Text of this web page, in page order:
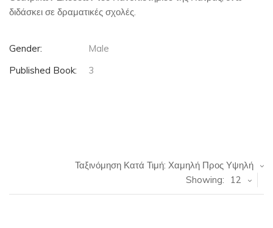
διδάσκει σε δραματικές σχολές.
Gender:
Male
Published Book:
3
Ταξινόμηση Κατά Τιμή: Χαμηλή Προς Υψηλή
Showing:
12